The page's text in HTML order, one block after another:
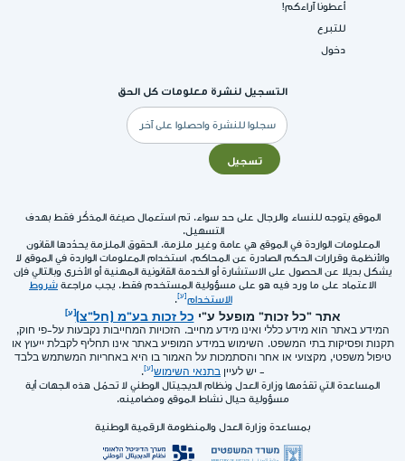
أعطونا آراءكم!
للتبرع
دخول
التسجيل لنشرة معلومات كل الحق
البريد
الإلكتروني
تسجيل
الموقع يتوجه للنساء والرجال على حد سواء. تم استعمال صيغة المذكّر فقط بهدف
التسهيل.
المعلومات الواردة في الموقع هي عامة وغير ملزمة. الحقوق الملزمة يحدّدها القانون
والأنظمة وقرارات الحكم الصادرة عن المحاكم. استخدام المعلومات الواردة في الموقع لا
يشكل بديلا عن الحصول على الاستشارة أو الخدمة القانونية المهنية أو الأخرى وبالتالي فإن
الاعتماد على ما ورد فيه هو على مسؤولية المستخدم فقط. يجب مراجعة شروط
الاستخدام
.
אתר "כל זכות" מופעל ע"י כל זכות בע"מ (חל"צ)
המידע באתר הוא מידע כללי ואינו מידע מחייב. הזכויות המחייבות נקבעות על-פי חוק,
תקנות ופסיקות בתי המשפט. השימוש במידע המופיע באתר אינו תחליף לקבלת ייעוץ או
טיפול משפטי, מקצועי או אחר והסתמכות על האמור בו היא באחריות המשתמש בלבד
- יש לעיין בתנאי השימוש
.
المساعدة التي تقدّمها وزارة العدل ونظام الديجيتال الوطني لا تحمّل هذه الجهات أية
مسؤولية حيال نشاط الموقع ومضامينه.
بمساعدة وزارة العدل والمنظومة الرقمية الوطنية